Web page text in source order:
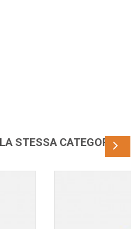
STESSA CATEGORIA